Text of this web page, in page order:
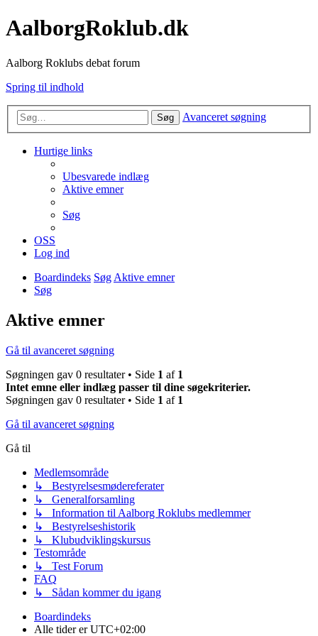
AalborgRoklub.dk
Aalborg Roklubs debat forum
Spring til indhold
Søg Avanceret søgning
Hurtige links
Ubesvarede indlæg
Aktive emner
Søg
OSS
Log ind
Boardindeks SøgAktive emner
Søg
Aktive emner
Gå til avanceret søgning
Søgningen gav 0 resultater • Side 1 af 1
Intet emne eller indlæg passer til dine søgekriterier.
Søgningen gav 0 resultater • Side 1 af 1
Gå til avanceret søgning
Gå til
Medlemsområde
↳ Bestyrelsesmødereferater
↳ Generalforsamling
↳ Information til Aalborg Roklubs medlemmer
↳ Bestyrelseshistorik
↳ Klubudviklingskursus
Testområde
↳ Test Forum
FAQ
↳ Sådan kommer du igang
Boardindeks
Alle tider erUTC+02:00